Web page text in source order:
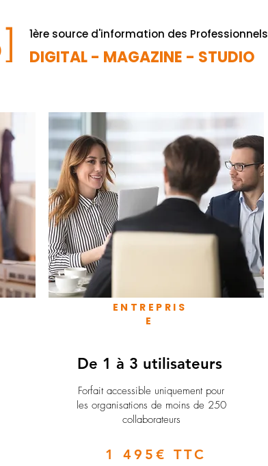
1ère source d'information des Professionnels
DIGITAL - MAGAZINE - STUDIO
ENTREPRIS
E
De 1 à 3 utilisateurs
Forfait accessible uniquement pour
les organisations de moins de 250
collaborateurs
1 495€ TTC